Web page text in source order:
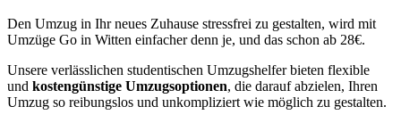
Den Umzug in Ihr neues Zuhause stressfrei zu gestalten, wird mit
Umzüge Go in Witten einfacher denn je, und das schon ab 28€.
Unsere verlässlichen studentischen Umzugshelfer bieten flexible
und kostengünstige Umzugsoptionen, die darauf abzielen, Ihren
Umzug so reibungslos und unkompliziert wie möglich zu gestalten.